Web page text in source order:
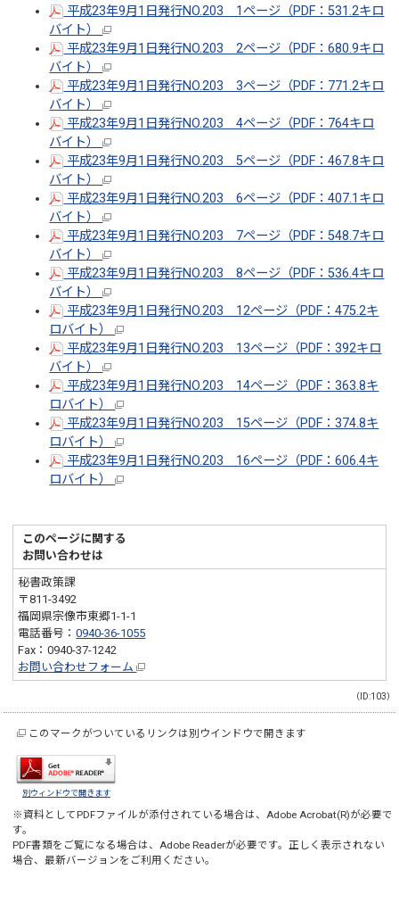
平成23年9月1日発行NO.203 1ページ（PDF：531.2キロ
バイト）
平成23年9月1日発行NO.203 2ページ（PDF：680.9キロ
バイト）
平成23年9月1日発行NO.203 3ページ（PDF：771.2キロ
バイト）
平成23年9月1日発行NO.203 4ページ（PDF：764キロ
バイト）
平成23年9月1日発行NO.203 5ページ（PDF：467.8キロ
バイト）
平成23年9月1日発行NO.203 6ページ（PDF：407.1キロ
バイト）
平成23年9月1日発行NO.203 7ページ（PDF：548.7キロ
バイト）
平成23年9月1日発行NO.203 8ページ（PDF：536.4キロ
バイト）
平成23年9月1日発行NO.203 12ページ（PDF：475.2キ
ロバイト）
平成23年9月1日発行NO.203 13ページ（PDF：392キロ
バイト）
平成23年9月1日発行NO.203 14ページ（PDF：363.8キ
ロバイト）
平成23年9月1日発行NO.203 15ページ（PDF：374.8キ
ロバイト）
平成23年9月1日発行NO.203 16ページ（PDF：606.4キ
ロバイト）
このページに関する
お問い合わせは
秘書政策課
〒811-3492
福岡県宗像市東郷1-1-1
電話番号：0940-36-1055
Fax：0940-37-1242
お問い合わせフォーム
（ID:103）
このマークがついているリンクは別ウインドウで開きます
別ウィンドウで開きます
※資料としてPDFファイルが添付されている場合は、 Adobe Acrobat(R)が必要で
す。
PDF書類をご覧になる場合は、 Adobe Readerが必要です。正しく表示されない
場合、最新バージョンをご利用ください。